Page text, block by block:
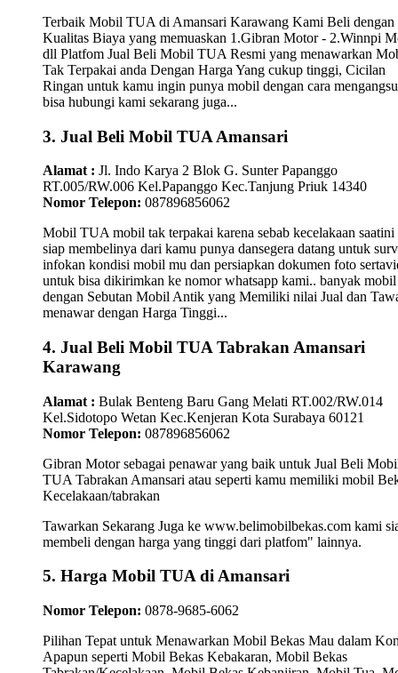
Terbaik Mobil TUA di Amansari Karawang Kami Beli dengan
Kualitas Biaya yang memuaskan 1.Gibran Motor - 2.Winnpi
dll Platfom Jual Beli Mobil TUA Resmi yang menawarkan
Tak Terpakai anda Dengan Harga Yang cukup tinggi, Cicilan
Ringan untuk kamu ingin punya mobil dengan cara
bisa hubungi kami sekarang juga...
3. Jual Beli Mobil TUA Amansari
Alamat : Jl. Indo Karya 2 Blok G. Sunter Papanggo
RT.005/RW.006 Kel.Papanggo Kec.Tanjung Priuk 14340
Nomor Telepon: 087896856062
Mobil TUA mobil tak terpakai karena sebab kecelakaan saatini
siap membelinya dari kamu punya dansegera datang untuk
infokan kondisi mobil mu dan persiapkan dokumen foto
untuk bisa dikirimkan ke nomor whatsapp kami.. banyak mobil
dengan Sebutan Mobil Antik yang Memiliki nilai Jual dan
menawar dengan Harga Tinggi...
4. Jual Beli Mobil TUA Tabrakan Amansari
Karawang
Alamat : Bulak Benteng Baru Gang Melati RT.002/RW.014
Kel.Sidotopo Wetan Kec.Kenjeran Kota Surabaya 60121
Nomor Telepon: 087896856062
Gibran Motor sebagai penawar yang baik untuk Jual Beli
TUA Tabrakan Amansari atau seperti kamu memiliki mobil
Kecelakaan/tabrakan
Tawarkan Sekarang Juga ke www.belimobilbekas.com kami
membeli dengan harga yang tinggi dari platfom" lainnya.
5. Harga Mobil TUA di Amansari
Nomor Telepon: 0878-9685-6062
Pilihan Tepat untuk Menawarkan Mobil Bekas Mau dalam
Apapun seperti Mobil Bekas Kebakaran, Mobil Bekas